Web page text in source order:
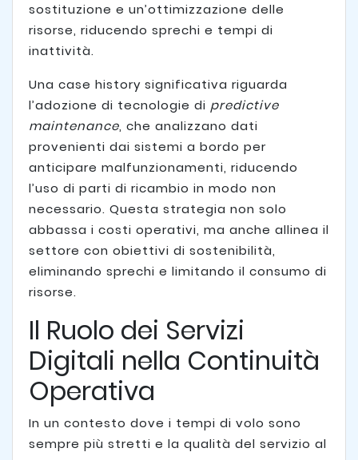
sostituzione e un’ottimizzazione delle
risorse, riducendo sprechi e tempi di
inattività.
Una case history significativa riguarda
l’adozione di tecnologie di predictive
maintenance, che analizzano dati
provenienti dai sistemi a bordo per
anticipare malfunzionamenti, riducendo
l’uso di parti di ricambio in modo non
necessario. Questa strategia non solo
abbassa i costi operativi, ma anche allinea il
settore con obiettivi di sostenibilità,
eliminando sprechi e limitando il consumo di
risorse.
Il Ruolo dei Servizi
Digitali nella Continuità
Operativa
In un contesto dove i tempi di volo sono
sempre più stretti e la qualità del servizio al